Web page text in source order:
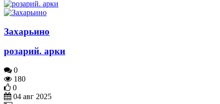
Захарьино
розарий. арки
0
180
0
04 авг 2025